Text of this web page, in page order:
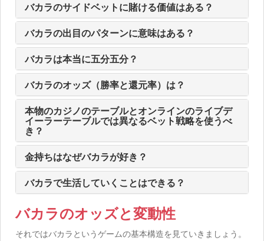
バカラのサイドベットに賭ける価値はある？
バカラの出目のパターンに意味はある？
バカラは本当に五分五分？
バカラのオッズ（勝率と還元率）は？
本物のカジノのテーブルとオンラインのライブデ
イーラーテーブルでは異なるベット戦略を使うべ
き？
金持ちはなぜバカラが好き？
バカラで生活していくことはできる？
バカラのオッズと変動性
それではバカラというゲームの基本構造を見ていきましょう。